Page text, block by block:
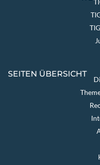
SEITEN ÜBERSICHT